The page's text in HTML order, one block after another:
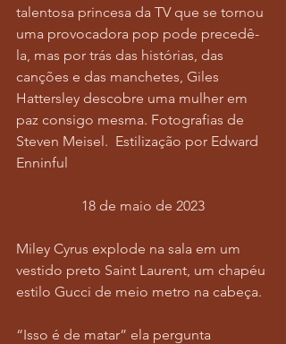
talentosa princesa da TV que se tornou
uma provocadora pop pode precedê-
la, mas por trás das histórias, das
canções e das manchetes, Giles
Hattersley descobre uma mulher em
paz consigo mesma. Fotografias de
Steven Meisel.  Estilização por Edward
Enninful
18 de maio de 2023
Miley Cyrus explode na sala em um
vestido preto Saint Laurent, um chapéu
estilo Gucci de meio metro na cabeça.
“Isso é de matar” ela pergunta